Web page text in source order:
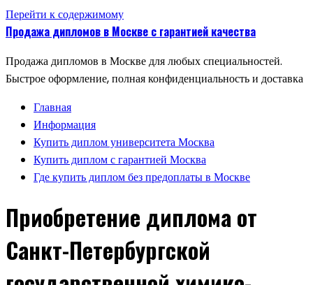
Перейти к содержимому
Продажа дипломов в Москве с гарантией качества
Продажа дипломов в Москве для любых специальностей.
Быстрое оформление, полная конфиденциальность и доставка
Главная
Информация
Купить диплом университета Москва
Купить диплом с гарантией Москва
Где купить диплом без предоплаты в Москве
Приобретение диплома от
Санкт-Петербургской